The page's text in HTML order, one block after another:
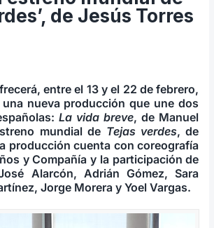
de Jesús Torres
entre el 13 y el 22 de febrero,
nueva producción que une dos
La vida breve, de Manuel
mundial de Tejas verdes, de
producción cuenta con coreografía
y Compañía y la participación de
Alarcón, Adrián Gómez, Sara
Jorge Morera y Yoel Vargas.